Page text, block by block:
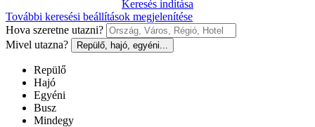
Keresés indítása
További keresési beállítások megjelenítése
Hova szeretne utazni?
Mivel utazna?
Repülő, hajó, egyéni...
Repülő
Hajó
Egyéni
Busz
Mindegy